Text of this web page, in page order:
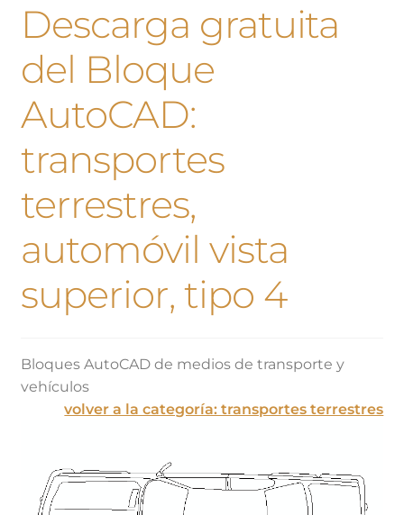
Descarga gratuita
del Bloque
AutoCAD:
transportes
terrestres,
automóvil vista
superior, tipo 4
Bloques AutoCAD de medios de transporte y
vehículos
volver a la categoría: transportes terrestres